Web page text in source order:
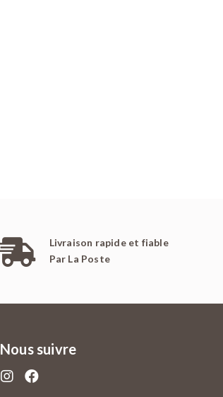
Livraison rapide et fiable
Par La Poste
Nous suivre